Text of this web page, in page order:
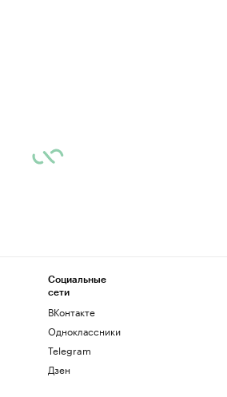
Социальные
сети
ВКонтакте
Одноклассники
Telegram
Дзен